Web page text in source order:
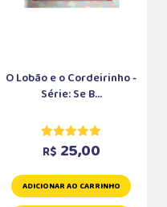
O Lobão e o Cordeirinho -
Série: Se B...
R$ 25,00
ADICIONAR AO CARRINHO